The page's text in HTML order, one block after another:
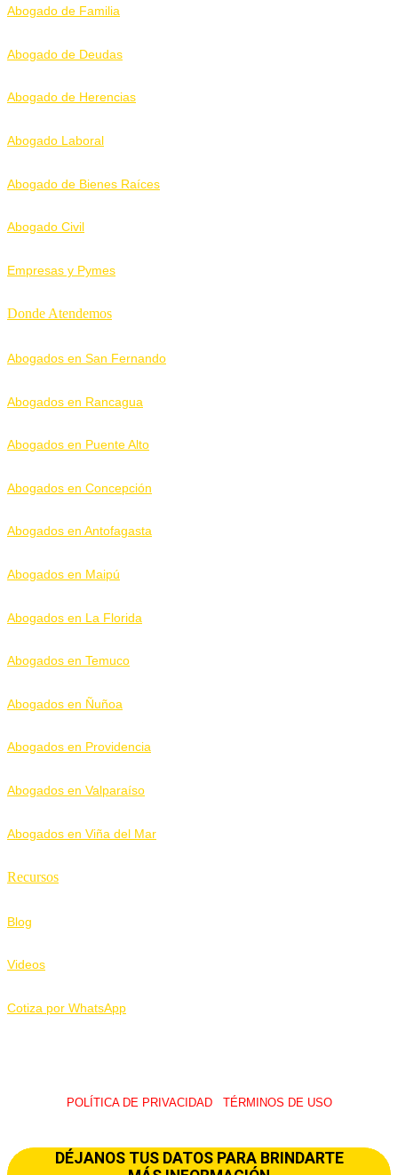
Abogado de Familia
Abogado de Deudas
Abogado de Herencias
Abogado Laboral
Abogado de Bienes Raíces
Abogado Civil
Empresas y Pymes
Donde Atendemos
Abogados en San Fernando
Abogados en Rancagua
Abogados en Puente Alto
Abogados en Concepción
Abogados en Antofagasta
Abogados en Maipú
Abogados en La Florida
Abogados en Temuco
Abogados en Ñuñoa
Abogados en Providencia
Abogados en Valparaíso
Abogados en Viña del Mar
Recursos
Blog
Videos
Cotiza por WhatsApp
POLÍTICA DE PRIVACIDAD
TÉRMINOS DE USO